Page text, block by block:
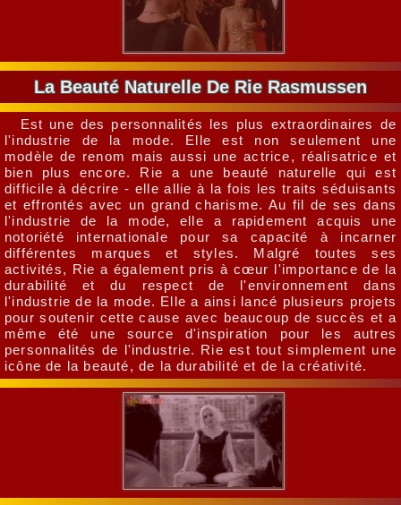
La Beauté Naturelle De Rie Rasmussen
Est une des personnalités les plus extraordinaires de
l'industrie de la mode. Elle est non seulement une
modèle de renom mais aussi une actrice, réalisatrice et
bien plus encore. Rie a une beauté naturelle qui est
difficile à décrire - elle allie à la fois les traits séduisants
et effrontés avec un grand charisme. Au fil de ses dans
l'industrie de la mode, elle a rapidement acquis une
notoriété internationale pour sa capacité à incarner
différentes marques et styles. Malgré toutes ses
activités, Rie a également pris à cœur l'importance de la
durabilité et du respect de l'environnement dans
l'industrie de la mode. Elle a ainsi lancé plusieurs projets
pour soutenir cette cause avec beaucoup de succès et a
même été une source d'inspiration pour les autres
personnalités de l'industrie. Rie est tout simplement une
icône de la beauté, de la durabilité et de la créativité.